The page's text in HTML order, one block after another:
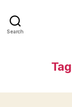
Search